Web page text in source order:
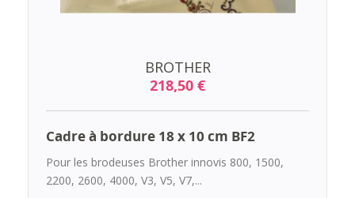
BROTHER
218,50 €
Cadre à bordure 18 x 10 cm BF2
Pour les brodeuses Brother innovis 800, 1500,
2200, 2600, 4000, V3, V5, V7,...